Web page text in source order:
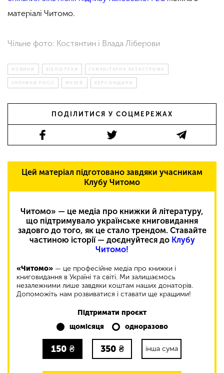
матеріалі Читомо.
Чільне фото: Костянтин і Влада Ліберови
НОВИНИ БІБЛІОТЕКИ ГУМАНІТАРНА КАТАСТРОФА
ЗЛОЧИНИ РОСІЇ МУЗЕЙ ХЕРСОНЩИНА
ПОДІЛИТИСЯ У СОЦМЕРЕЖАХ
Цей матеріал підготовано завдяки учасникам
Клубу Читомо
Читомо» — це медіа про книжки й літературу,
що підтримувало українське книговидання
задовго до того, як це стало трендом. Ставайте
частиною історії — доєднуйтеся до Клубу
Читомо!
«Читомо» — це професійне медіа про книжки і
книговидання в Україні та світі. Ми залишаємось
незалежними лише завдяки коштам наших донаторів.
Допоможіть нам розвиватися і ставати ще кращими!
Підтримати проєкт
щомісяця
одноразово
150 ₴ 350 ₴ інша сума